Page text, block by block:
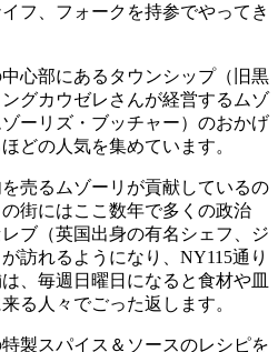
フ、フォークを持参でやってき
心部にあるタウンシップ（旧黒
グカウゼレさんが経営するムゾ
ーリズ・ブッチャー）のおかげ
どの人気を集めています。
売るムゾーリが貢献しているの
街にはここ数年で多くの政治
ブ（英国出身の有名シェフ、ジ
訪れるようになり、NY115通り
、毎週日曜日になると食材や皿
る人々でごった返します。
製スパイス＆ソースのレシピを